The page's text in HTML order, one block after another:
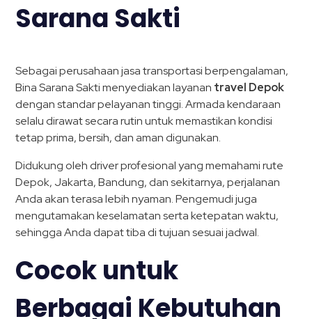
Sarana Sakti
Sebagai perusahaan jasa transportasi berpengalaman,
Bina Sarana Sakti menyediakan layanan travel Depok
dengan standar pelayanan tinggi. Armada kendaraan
selalu dirawat secara rutin untuk memastikan kondisi
tetap prima, bersih, dan aman digunakan.
Didukung oleh driver profesional yang memahami rute
Depok, Jakarta, Bandung, dan sekitarnya, perjalanan
Anda akan terasa lebih nyaman. Pengemudi juga
mengutamakan keselamatan serta ketepatan waktu,
sehingga Anda dapat tiba di tujuan sesuai jadwal.
Cocok untuk
Berbagai Kebutuhan